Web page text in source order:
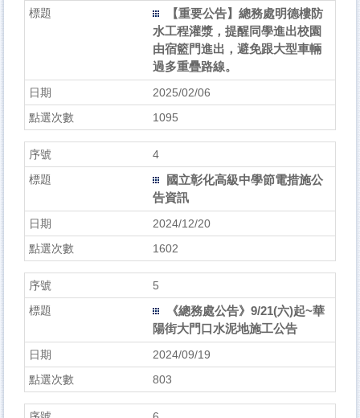
【重要公告】總務處明德樓防
水工程灌漿，提醒同學進出校園
由宿籃門進出，避免跟大型車輛
過多重疊路線。
2025/02/06
1095
4
國立彰化高級中學節電措施公
告資訊
2024/12/20
1602
5
《總務處公告》9/21(六)起~華
陽街大門口水泥地施工公告
2024/09/19
803